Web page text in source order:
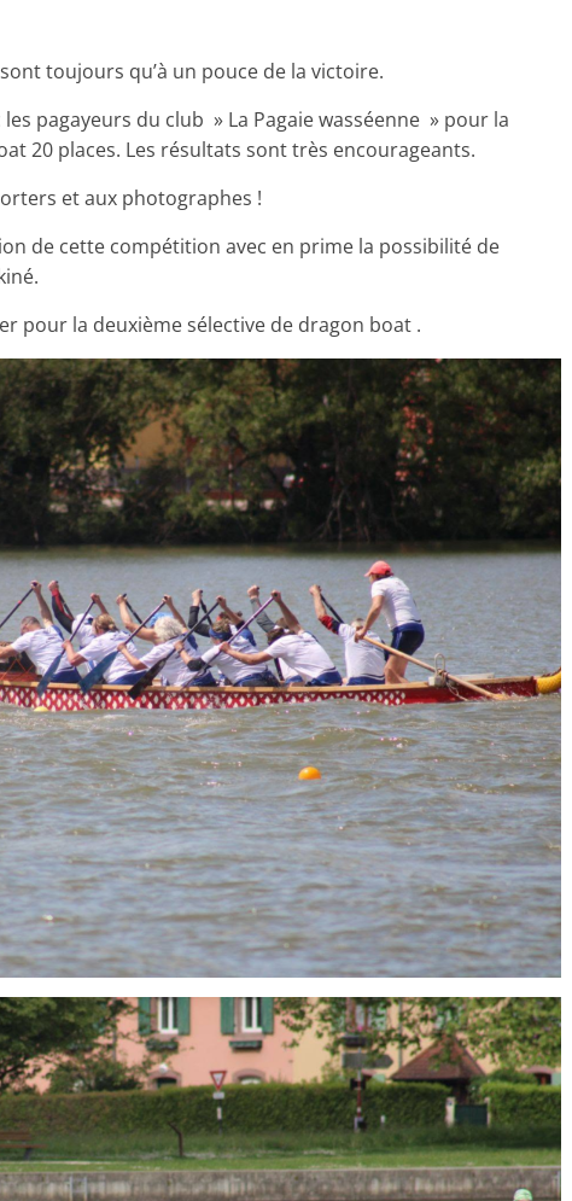
toujours qu’à un pouce de la victoire.
pagayeurs du club » La Pagaie wasséenne » pour la
20 places. Les résultats sont très encourageants.
et aux photographes !
de cette compétition avec en prime la possibilité de
pour la deuxième sélective de dragon boat .